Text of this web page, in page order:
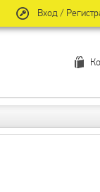
Вход /